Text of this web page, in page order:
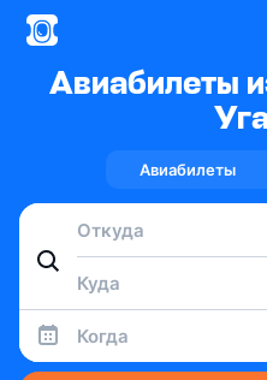
Авиабилеты
Авиабилеты
Когда